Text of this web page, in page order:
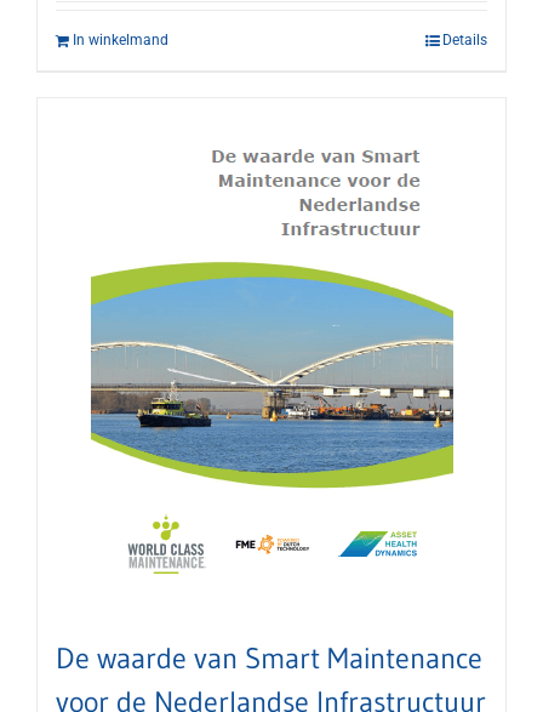
In winkelmand Details
De waarde van Smart Maintenance
voor de Nederlandse Infrastructuur